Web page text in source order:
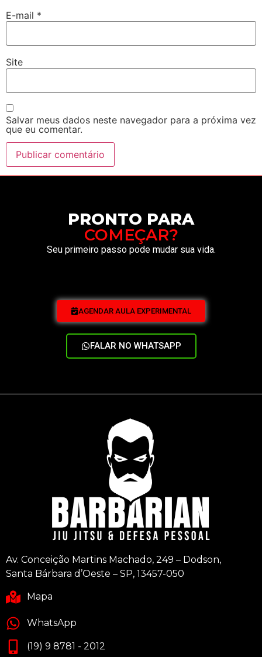
E-mail *
Site
Salvar meus dados neste navegador para a próxima vez
que eu comentar.
PRONTO PARA
COMEÇAR?
Seu primeiro passo pode mudar sua vida.
AGENDAR AULA EXPERIMENTAL
FALAR NO WHATSAPP
Av. Conceição Martins Machado, 249 – Dodson,
Santa Bárbara d’Oeste – SP, 13457-050
Mapa
WhatsApp
(19) 9 8781 - 2012